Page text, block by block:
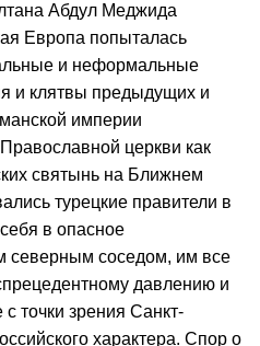
Абдул Меджида
Европа попыталась
и неформальные
и клятвы предыдущих и
империи
церкви как
святынь на Ближнем
турецкие правители в
в опасное
северным соседом, им все
давлению и
точки зрения Санкт-
характера. Спор о